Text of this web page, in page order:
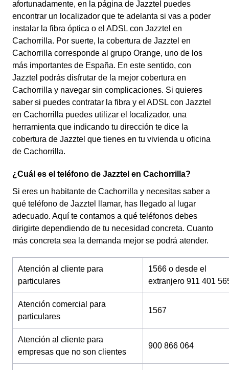
afortunadamente, en la página de Jazztel puedes
encontrar un localizador que te adelanta si vas a poder
instalar la fibra óptica o el ADSL con Jazztel en
Cachorrilla. Por suerte, la cobertura de Jazztel en
Cachorrilla corresponde al grupo Orange, uno de los
más importantes de España. En este sentido, con
Jazztel podrás disfrutar de la mejor cobertura en
Cachorrilla y navegar sin complicaciones. Si quieres
saber si puedes contratar la fibra y el ADSL con Jazztel
en Cachorrilla puedes utilizar el localizador, una
herramienta que indicando tu dirección te dice la
cobertura de Jazztel que tienes en tu vivienda u oficina
de Cachorrilla.
¿Cuál es el teléfono de Jazztel en Cachorrilla?
Si eres un habitante de Cachorrilla y necesitas saber a
qué teléfono de Jazztel llamar, has llegado al lugar
adecuado. Aquí te contamos a qué teléfonos debes
dirigirte dependiendo de tu necesidad concreta. Cuanto
más concreta sea la demanda mejor se podrá atender.
Atención al cliente para
particulares
1566 o desde el
extranjero 911 401
Atención comercial para
particulares
1567
Atención al cliente para
empresas que no son clientes
900 866 064